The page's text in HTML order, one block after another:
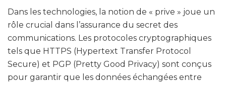
Dans les technologies, la notion de « prive » joue un
rôle crucial dans l’assurance du secret des
communications. Les protocoles cryptographiques
tels que HTTPS (Hypertext Transfer Protocol
Secure) et PGP (Pretty Good Privacy) sont conçus
pour garantir que les données échangées entre